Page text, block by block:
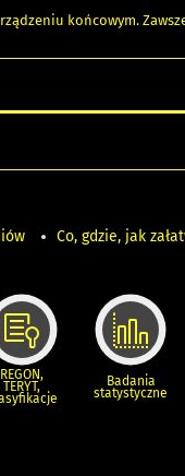
końcowym.
Co, gdzie, jak
REGON,
TERYT, Badania
statystyczne